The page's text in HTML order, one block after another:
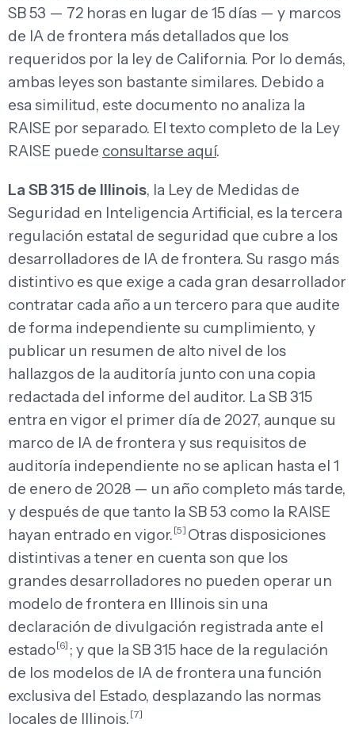
SB 53 — 72 horas en lugar de 15 días — y marcos
de IA de frontera más detallados que los
requeridos por la ley de California. Por lo demás,
ambas leyes son bastante similares. Debido a
esa similitud, este documento no analiza la
RAISE por separado. El texto completo de la Ley
RAISE puede consultarse aquí.
La SB 315 de Illinois, la Ley de Medidas de
Seguridad en Inteligencia Artificial, es la tercera
regulación estatal de seguridad que cubre a los
desarrolladores de IA de frontera. Su rasgo más
distintivo es que exige a cada gran desarrollador
contratar cada año a un tercero para que audite
de forma independiente su cumplimiento, y
publicar un resumen de alto nivel de los
hallazgos de la auditoría junto con una copia
redactada del informe del auditor. La SB 315
entra en vigor el primer día de 2027, aunque su
marco de IA de frontera y sus requisitos de
auditoría independiente no se aplican hasta el 1
de enero de 2028 — un año completo más tarde,
y después de que tanto la SB 53 como la RAISE
hayan entrado en vigor. [5] Otras disposiciones
distintivas a tener en cuenta son que los
grandes desarrolladores no pueden operar un
modelo de frontera en Illinois sin una
declaración de divulgación registrada ante el
estado[6] ; y que la SB 315 hace de la regulación
de los modelos de IA de frontera una función
exclusiva del Estado, desplazando las normas
locales de Illinois. [7]